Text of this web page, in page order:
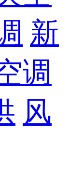
新
调
风